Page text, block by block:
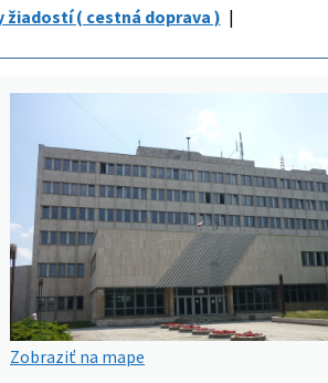
žiadostí ( cestná doprava )
Zobraziť na mape